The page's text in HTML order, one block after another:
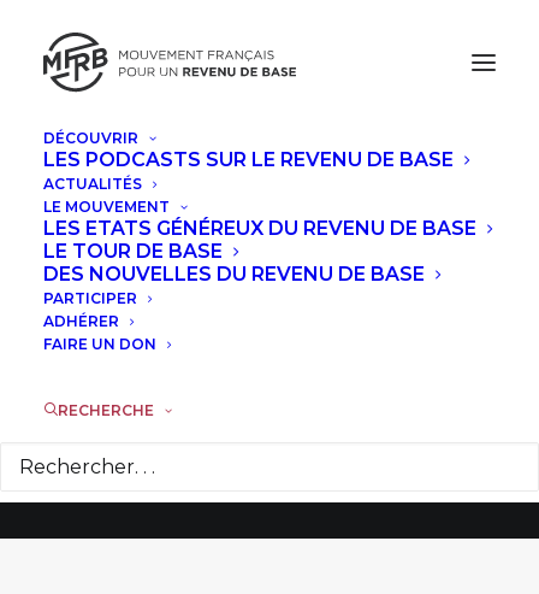
DÉCOUVRIR
LES PODCASTS SUR LE REVENU DE BASE
ACTUALITÉS
LE MOUVEMENT
LES ETATS GÉNÉREUX DU REVENU DE BASE
LE TOUR DE BASE
DES NOUVELLES DU REVENU DE BASE
PARTICIPER
ADHÉRER
FAIRE UN DON
RECHERCHE
Spectacle : « Éloge
de l'oisiveté » par
Dominique